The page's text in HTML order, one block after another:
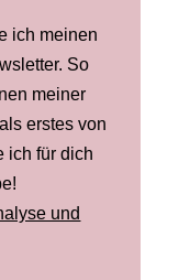
ich meinen
So
meiner
erstes von
ich für dich
und